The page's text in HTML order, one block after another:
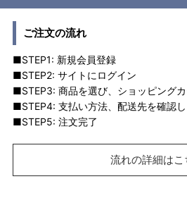
ご注文の流れ
■STEP1: 新規会員登録
■STEP2: サイトにログイン
■STEP3: 商品を選び、ショッピング
■STEP4: 支払い方法、配送先を確認
■STEP5: 注文完了
流れの詳細はこ